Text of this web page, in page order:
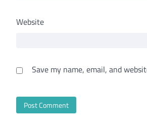
Website
Save my name, email, and